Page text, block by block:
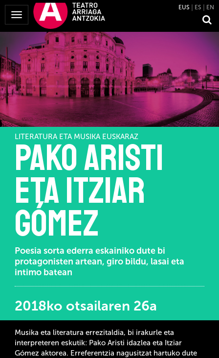
Menua
erakutsi
EUS ES EN
LITERATURA ETA MUSIKA EUSKARAZ
Pako Aristi
eta Itziar
Gómez
Poesia sorta ederra eskainiko dute bi
protagonisten artean, giro bildu, lasai eta
intimo batean
2018ko otsailaren 26a
Musika eta literatura errezitaldia, bi irakurle eta
interpreteren eskutik: Pako Aristi idazlea eta Itziar
Gómez aktorea. Erreferentzia nagusitzat hartuko dute